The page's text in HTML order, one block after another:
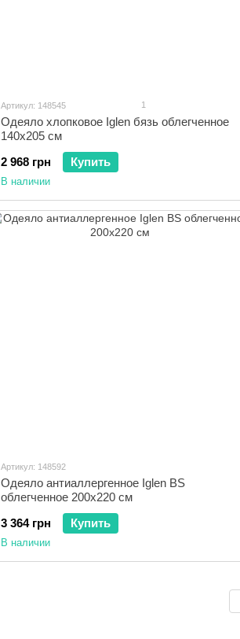
Артикул: 148545 1
Одеяло хлопковое Iglen бязь облегченное
140x205 см
2 968 грн
Купить
В наличии
Артикул: 148592
Одеяло антиаллергенное Iglen BS
облегченное 200x220 см
3 364 грн
Купить
В наличии